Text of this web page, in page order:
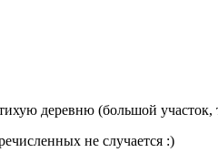
деревню (большой
не случается :)